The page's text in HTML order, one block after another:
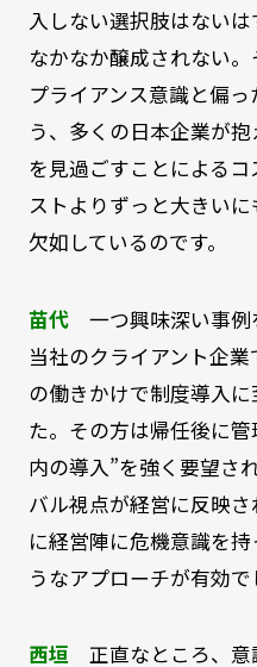
入しない選択肢はない
なかなか醸成されない
プライアンス意識と偏
う、多くの日本企業が
を見過ごすことによる
ストよりずっと大きい
欠如しているのです。
苗代一つ興味深い事例
当社のクライアント企
の働きかけで制度導入
た。その方は帰任後に
内の導入”を強く要望さ
バル視点が経営に反映
に経営陣に危機意識を
うなアプローチが有効で
西垣 正直なところ、意